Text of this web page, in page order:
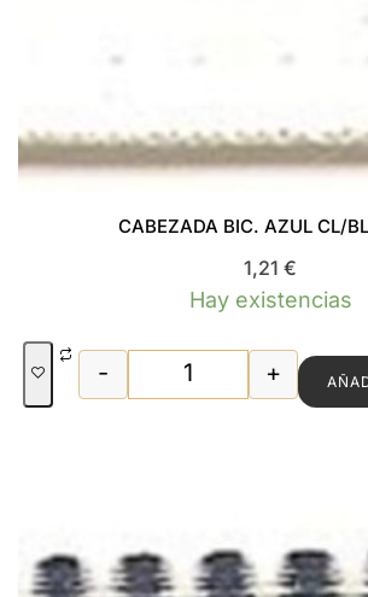
CABEZADA BIC. AZUL CL/
1,21 €
Hay existencias
CABEZADA BIC.
- +